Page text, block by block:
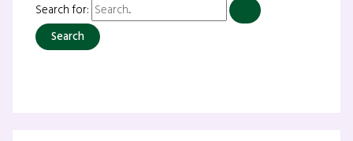
Search for: